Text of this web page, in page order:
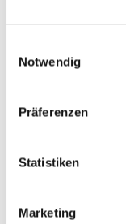
Notwendig
Präferenzen
Statistiken
Marketing
Rheinhessen
indrukwekkende
hedendaagse
Ingelheim, of
Kreuznach.